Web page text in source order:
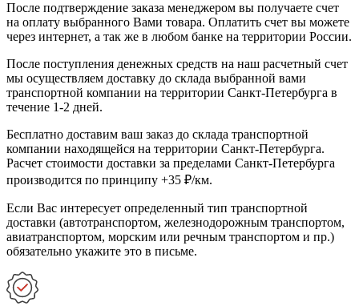
После подтверждение заказа менеджером вы получаете счет
на оплату выбранного Вами товара. Оплатить счет вы можете
через интернет, а так же в любом банке на территории России.
После поступления денежных средств на наш расчетный счет
мы осуществляем доставку до склада выбранной вами
транспортной компании на территории Санкт-Петербурга в
течение 1-2 дней.
Бесплатно доставим ваш заказ до склада транспортной
компании находящейся на территории Санкт-Петербурга.
Расчет стоимости доставки за пределами Санкт-Петербурга
производится по принципу +35 ₽/км.
Если Вас интересует определенный тип транспортной
доставки (автотранспортом, железнодорожным транспортом,
авиатранспортом, морским или речным транспортом и пр.)
обязательно укажите это в письме.